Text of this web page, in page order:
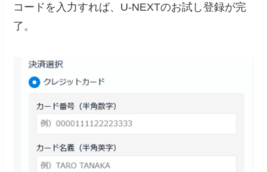
コードを入力すれば、U-NEXTのお試し登録が完
了。